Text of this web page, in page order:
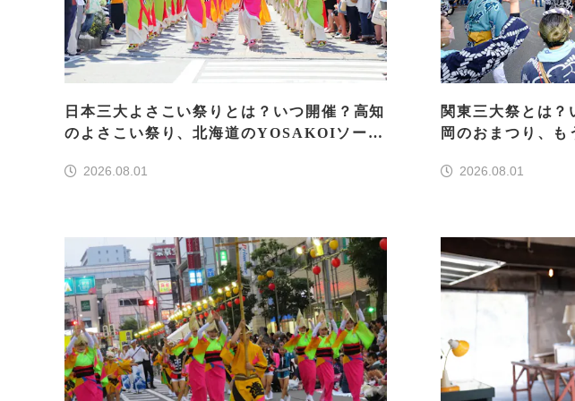
日本三大よさこい祭りとは？いつ開催？高知
のよさこい祭り、北海道のYOSAKOIソーラ
2026.08.01
関東三大祭とは？
岡のおまつり、も
2026.08.01